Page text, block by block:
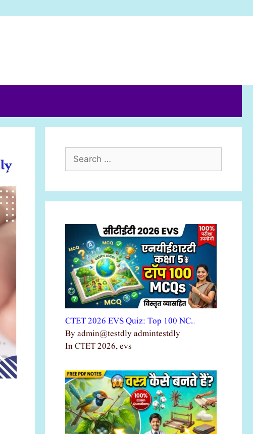
CTET 2026 EVS Quiz: Top 100 NC…
By admin@testdly admintestdly
In CTET 2026, evs